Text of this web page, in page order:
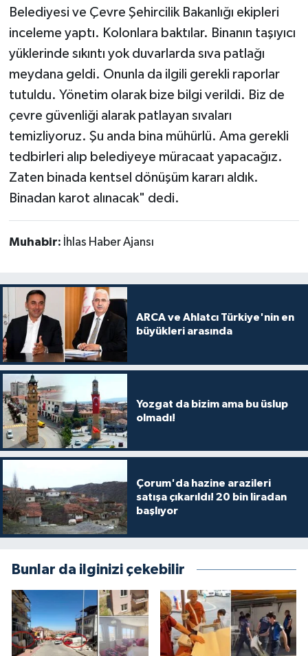
Belediyesi ve Çevre Şehircilik Bakanlığı ekipleri
inceleme yaptı. Kolonlara baktılar. Binanın taşıyıcı
yüklerinde sıkıntı yok duvarlarda sıva patlağı
meydana geldi. Onunla da ilgili gerekli raporlar
tutuldu. Yönetim olarak bize bilgi verildi. Biz de
çevre güvenliği alarak patlayan sıvaları
temizliyoruz. Şu anda bina mühürlü. Ama gerekli
tedbirleri alıp belediyeye müracaat yapacağız.
Zaten binada kentsel dönüşüm kararı aldık.
Binadan karot alınacak" dedi.
Muhabir: İhlas Haber Ajansı
ARCA ve Ahlatcı Türkiye'nin en
büyükleri arasında
Yozgat da bizim ama bu üslup
olmadı!
Çorum'da hazine arazileri
satışa çıkarıldı! 20 bin liradan
başlıyor
Bunlar da ilginizi çekebilir